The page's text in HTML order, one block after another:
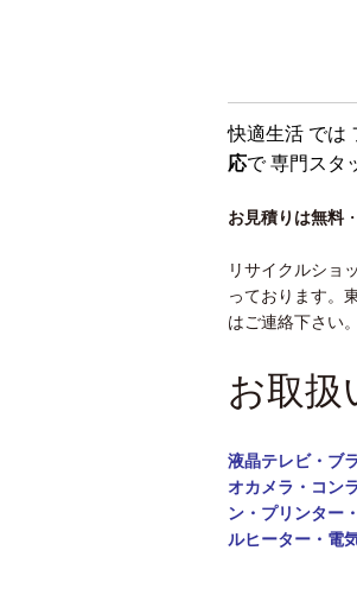
快適生活 では
応で 専門スタ
お見積りは無料・
リサイクルショ
っております。
はご連絡下さい。
お取扱
液晶テレビ・ブ
オカメラ・コン
ン・ プリンター
ルヒーター・電